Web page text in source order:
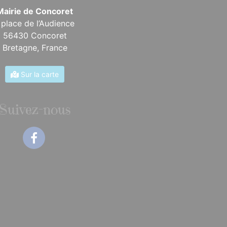
de Concoret
place de l’Audience
56430 Concoret
Bretagne, France
Sur la carte
Suivez-nous